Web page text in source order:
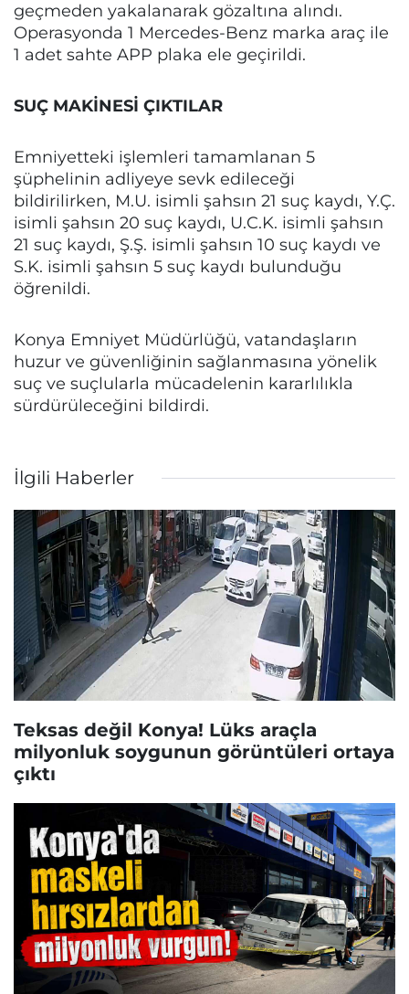
geçmeden yakalanarak gözaltına alındı.
Operasyonda 1 Mercedes-Benz marka araç ile
1 adet sahte APP plaka ele geçirildi.
SUÇ MAKİNESİ ÇIKTILAR
Emniyetteki işlemleri tamamlanan 5
şüphelinin adliyeye sevk edileceği
bildirilirken, M.U. isimli şahsın 21 suç kaydı, Y.Ç.
isimli şahsın 20 suç kaydı, U.C.K. isimli şahsın
21 suç kaydı, Ş.Ş. isimli şahsın 10 suç kaydı ve
S.K. isimli şahsın 5 suç kaydı bulunduğu
öğrenildi.
Konya Emniyet Müdürlüğü, vatandaşların
huzur ve güvenliğinin sağlanmasına yönelik
suç ve suçlularla mücadelenin kararlılıkla
sürdürüleceğini bildirdi.
İlgili Haberler
Teksas değil Konya! Lüks araçla
milyonluk soygunun görüntüleri ortaya
çıktı